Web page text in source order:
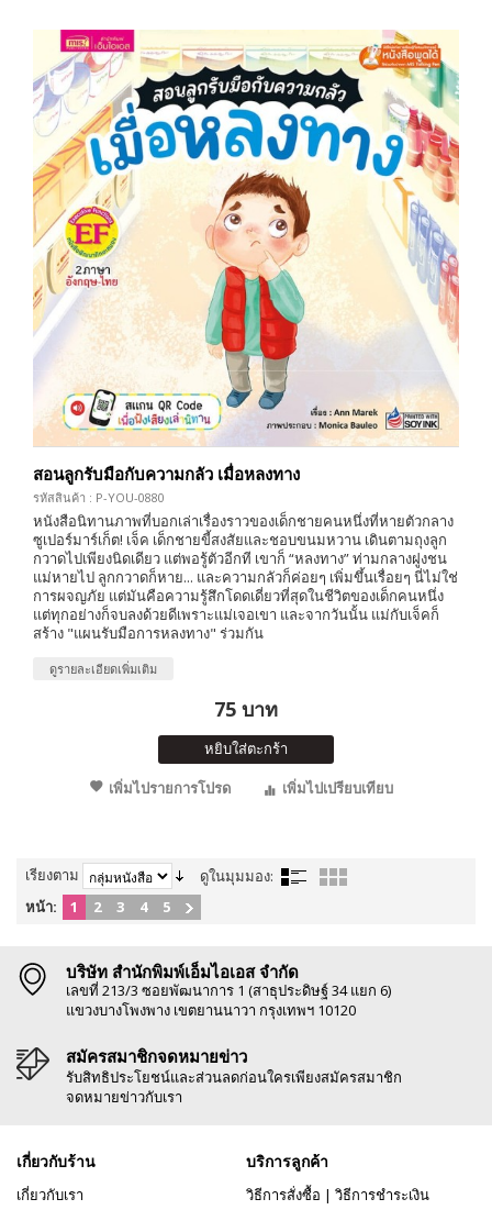
สอนลูกรับมือกับความกลัว เมื่อหลงทาง
รหัสสินค้า : P-YOU-0880
หนังสือนิทานภาพที่บอกเล่าเรื่องราวของเด็กชายคนหนึ่งที่หายตัวกลาง
ซูเปอร์มาร์เก็ต! เจ็ค เด็กชายขี้สงสัยและชอบขนมหวาน เดินตามถุงลูก
กวาดไปเพียงนิดเดียว แต่พอรู้ตัวอีกที เขาก็ “หลงทาง” ท่ามกลางฝูงชน
แม่หายไป ลูกกวาดก็หาย... และความกลัวก็ค่อยๆ เพิ่มขึ้นเรื่อยๆ นี่ไม่ใช่
การผจญภัย แต่มันคือความรู้สึกโดดเดี่ยวที่สุดในชีวิตของเด็กคนหนึ่ง
แต่ทุกอย่างก็จบลงด้วยดีเพราะแม่เจอเขา และจากวันนั้น แม่กับเจ็คก็
สร้าง "แผนรับมือการหลงทาง" ร่วมกัน
ดูรายละเอียดเพิ่มเติม
75 บาท
หยิบใส่ตะกร้า
เพิ่มไปรายการโปรด
เพิ่มไปเปรียบเทียบ
เรียงตาม
ดูในมุมมอง:
หน้า:
1 2 3 4 5
บริษัท สำนักพิมพ์เอ็มไอเอส จำกัด
เลขที่ 213/3 ซอยพัฒนาการ 1 (สาธุประดิษฐ์ 34 แยก 6)
แขวงบางโพงพาง เขตยานนาวา กรุงเทพฯ 10120
สมัครสมาชิกจดหมายข่าว
รับสิทธิประโยชน์และส่วนลดก่อนใครเพียงสมัครสมาชิก
จดหมายข่าวกับเรา
เกี่ยวกับร้าน
เกี่ยวกับเรา
บริการลูกค้า
วิธีการสั่งซื้อ | วิธีการชำระเงิน